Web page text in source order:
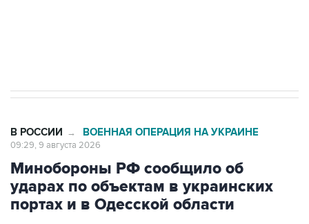
В РОССИИ → ВОЕННАЯ ОПЕРАЦИЯ НА УКРАИНЕ
09:29, 9 августа 2026
Минобороны РФ сообщило об
ударах по объектам в украинских
портах и в Одесской области